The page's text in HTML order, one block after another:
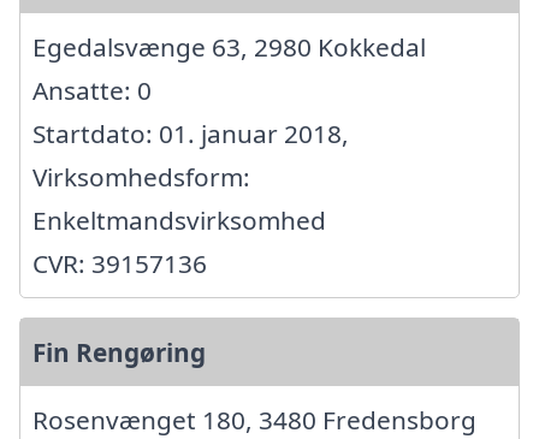
Egedalsvænge 63, 2980 Kokkedal
Ansatte: 0
Startdato: 01. januar 2018,
Virksomhedsform:
Enkeltmandsvirksomhed
CVR: 39157136
Fin Rengøring
Rosenvænget 180, 3480 Fredensborg